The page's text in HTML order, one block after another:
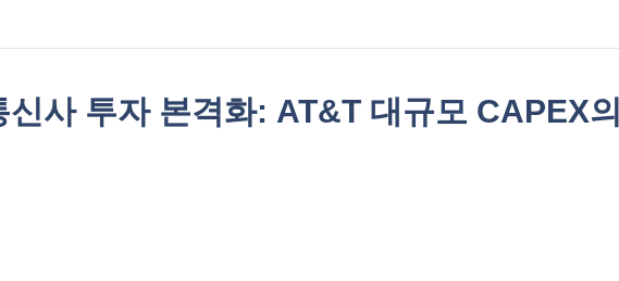
신사 투자 본격화: AT&T 대규모 CAPEX